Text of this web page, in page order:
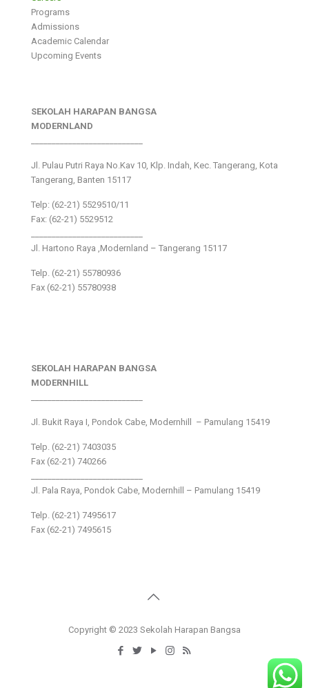
Programs
Admissions
Academic Calendar
Upcoming Events
SEKOLAH HARAPAN BANGSA
MODERNLAND
Jl. Pulau Putri Raya No.Kav 10, Klp. Indah, Kec. Tangerang, Kota
Tangerang, Banten 15117
Telp: (62-21) 5529510/11
Fax: (62-21) 5529512
Jl. Hartono Raya ,Modernland – Tangerang 15117
Telp. (62-21) 55780936
Fax (62-21) 55780938
SEKOLAH HARAPAN BANGSA
MODERNHILL
Jl. Bukit Raya I, Pondok Cabe, Modernhill – Pamulang 15419
Telp. (62-21) 7403035
Fax (62-21) 740266
Jl. Pala Raya, Pondok Cabe, Modernhill – Pamulang 15419
Telp. (62-21) 7495617
Fax (62-21) 7495615
Copyright © 2023 Sekolah Harapan Bangsa